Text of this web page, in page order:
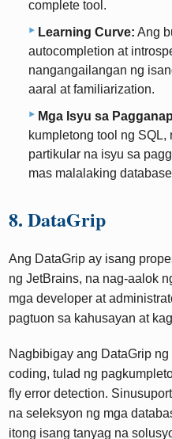
complete tool.
Learning Curve: Ang
autocompletion at
nangangailangan ng
aaral at familiarization.
Mga Isyu sa
kumpletong tool ng
partikular na isyu sa
mas malalaking
8. DataGrip
Ang DataGrip ay isang
ng JetBrains, na nag-aalok
mga developer at
pagtuon sa kahusayan at
Nagbibigay ang DataGrip
coding, tulad ng
fly error detection.
na seleksyon ng mga
itong isang tanyag na